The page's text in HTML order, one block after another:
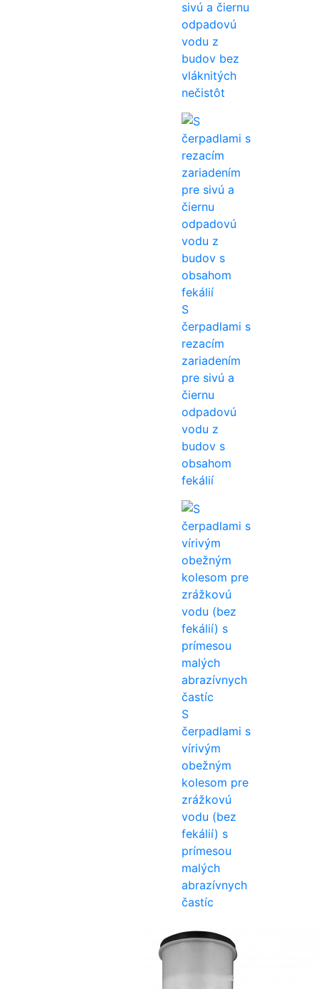
sivú a čiernu
odpadovú
vodu z
budov bez
vláknitých
nečistôt
S
čerpadlami s
rezacím
zariadením
pre sivú a
čiernu
odpadovú
vodu z
budov s
obsahom
fekálií
S
čerpadlami s
vírivým
obežným
kolesom pre
zrážkovú
vodu (bez
fekálií) s
prímesou
malých
abrazívnych
častíc